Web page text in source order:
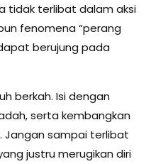
tidak terlibat dalam aksi
fenomena “perang
berujung pada
berkah. Isi dengan
serta kembangkan
Jangan sampai terlibat
justru merugikan diri